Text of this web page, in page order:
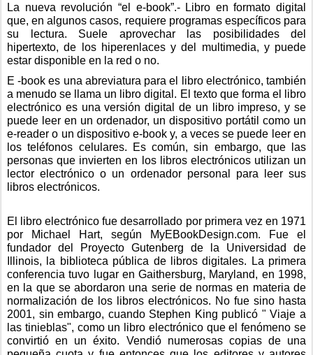
La nueva revolución “el e-book”.- Libro en formato digital
que, en algunos casos, requiere programas específicos para
su lectura. Suele aprovechar las posibilidades del
hipertexto, de los hiperenlaces y del multimedia, y puede
estar disponible en la red o no.
E -book es una abreviatura para el libro electrónico, también
a menudo se llama un libro digital. El texto que forma el libro
electrónico es una versión digital de un libro impreso, y se
puede leer en un ordenador, un dispositivo portátil como un
e-reader o un dispositivo e-book y, a veces se puede leer en
los teléfonos celulares. Es común, sin embargo, que las
personas que invierten en los libros electrónicos utilizan un
lector electrónico o un ordenador personal para leer sus
libros electrónicos.
El libro electrónico fue desarrollado por primera vez en 1971
por Michael Hart, según MyEBookDesign.com. Fue el
fundador del Proyecto Gutenberg de la Universidad de
Illinois, la biblioteca pública de libros digitales. La primera
conferencia tuvo lugar en Gaithersburg, Maryland, en 1998,
en la que se abordaron una serie de normas en materia de
normalización de los libros electrónicos. No fue sino hasta
2001, sin embargo, cuando Stephen King publicó " Viaje a
las tinieblas", como un libro electrónico que el fenómeno se
convirtió en un éxito. Vendió numerosas copias de una